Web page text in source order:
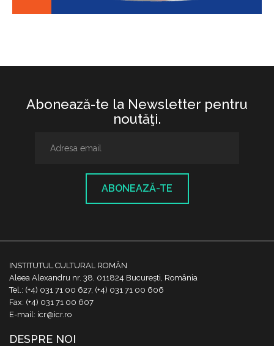
Abonează-te la Newsletter pentru
noutăţi.
ABONEAZĂ-TE
INSTITUTUL CULTURAL ROMÂN
Aleea Alexandru nr. 38, 011824 București, România
Tel.: (+4) 031 71 00 627, (+4) 031 71 00 606
Fax: (+4) 031 71 00 607
E-mail: icr@icr.ro
DESPRE NOI